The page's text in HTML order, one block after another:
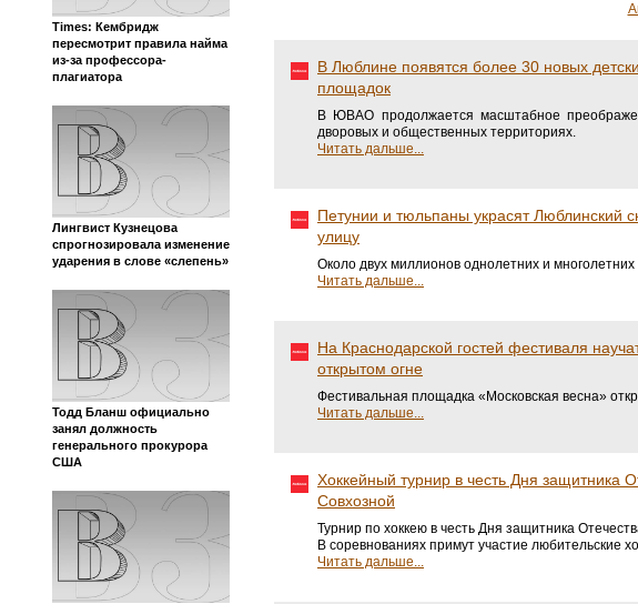
Times: Кембридж
пересмотрит правила найма
из-за профессора-
плагиатора
Лингвист Кузнецова
спрогнозировала изменение
ударения в слове «слепень»
Тодд Бланш официально
занял должность
генерального прокурора
США
В Люблине появятся более 30 новых
площадок
В ЮВАО продолжается масштабное
дворовых и общественных территориях.
Читать дальше...
Петунии и тюльпаны украсят Люблинский
улицу
Около двух миллионов однолетних и
Читать дальше...
На Краснодарской гостей фестиваля
открытом огне
Фестивальная площадка «Московская весна»
Читать дальше...
Хоккейный турнир в честь Дня защитника
Совхозной
Турнир по хоккею в честь Дня защитника
В соревнованиях примут участие любительские
Читать дальше...